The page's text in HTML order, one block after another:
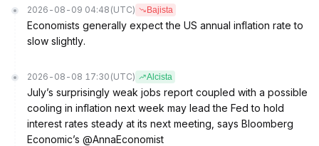
2026-08-09 04:48 (UTC) Bajista
Economists generally expect the US annual inflation rate to
slow slightly.
2026-08-08 17:30 (UTC) Alcista
July’s surprisingly weak jobs report coupled with a possible
cooling in inflation next week may lead the Fed to hold
interest rates steady at its next meeting, says Bloomberg
Economic’s @AnnaEconomist